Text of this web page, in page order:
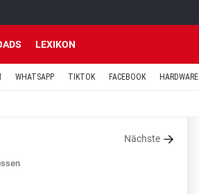
LEXIKON
WHATSAPP TIKTOK FACEBOOK HARDWARE
Nächste